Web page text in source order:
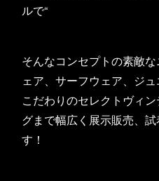
ルで“
そんなコンセプトの素敵
ェア、サーフウェア、ジュ
こだわりのセレクトヴィ
グまで幅広く展示販売、
す！